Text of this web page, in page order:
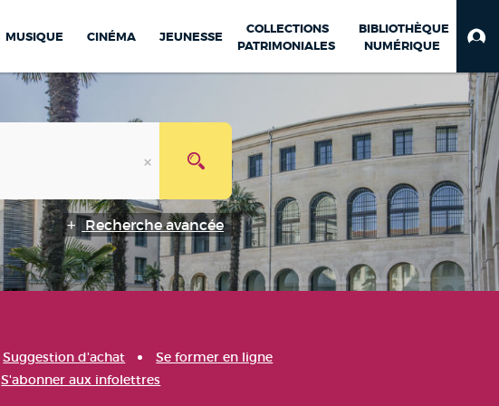
MUSIQUE CINÉMA JEUNESSE
COLLECTIONS
PATRIMONIALES
BIBLIOTHÈQUE
NUMÉRIQUE
Recherche avancée
Suggestion d'achat
Se former en ligne
S'abonner aux infolettres